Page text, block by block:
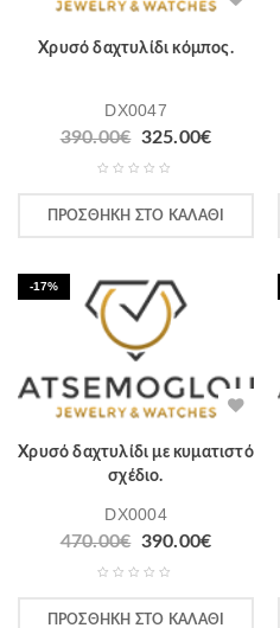
Χρυσό δαχτυλίδι κόμπος.
DX0047
390.00€ 325.00€
ΠΡΟΣΘΉΚΗ ΣΤΟ ΚΑΛΆΘΙ
-17%
Χρυσό δαχτυλίδι με κυματιστό
σχέδιο.
DX0004
470.00€ 390.00€
ΠΡΟΣΘΉΚΗ ΣΤΟ ΚΑΛΆΘΙ